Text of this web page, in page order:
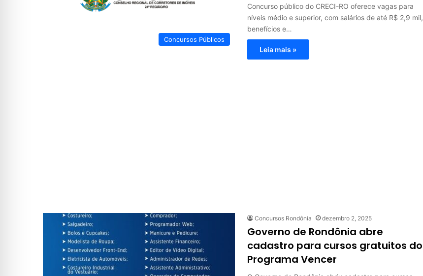
Concursos Públicos
Concurso público do CRECI-RO oferece vagas para
níveis médio e superior, com salários de até R$ 2,9 mil,
benefícios e…
Leia mais »
Concursos Rondônia dezembro 2, 2025
Governo de Rondônia abre
cadastro para cursos gratuitos do
Programa Vencer